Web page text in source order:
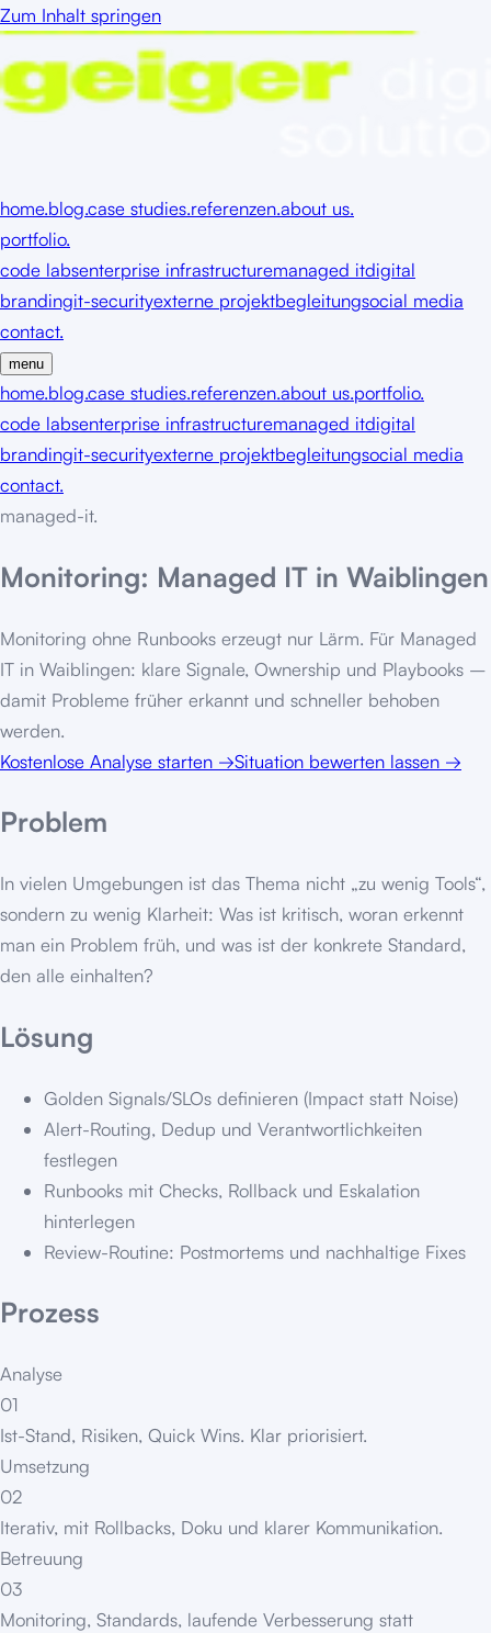
Zum Inhalt springen
home.blog.case studies.referenzen.about us.
portfolio.
code labsenterprise infrastructuremanaged itdigital
brandingit-securityexterne projektbegleitungsocial media
contact.
menu
home.blog.case studies.referenzen.about us.portfolio.
code labsenterprise infrastructuremanaged itdigital
brandingit-securityexterne projektbegleitungsocial media
contact.
managed-it.
Monitoring: Managed IT in Waiblingen
Monitoring ohne Runbooks erzeugt nur Lärm. Für Managed
IT in Waiblingen: klare Signale, Ownership und Playbooks –
damit Probleme früher erkannt und schneller behoben
werden.
Kostenlose Analyse starten →Situation bewerten lassen →
Problem
In vielen Umgebungen ist das Thema nicht „zu wenig Tools“,
sondern zu wenig Klarheit: Was ist kritisch, woran erkennt
man ein Problem früh, und was ist der konkrete Standard,
den alle einhalten?
Lösung
Golden Signals/SLOs definieren (Impact statt Noise)
Alert-Routing, Dedup und Verantwortlichkeiten
festlegen
Runbooks mit Checks, Rollback und Eskalation
hinterlegen
Review-Routine: Postmortems und nachhaltige Fixes
Prozess
Analyse
01
Ist-Stand, Risiken, Quick Wins. Klar priorisiert.
Umsetzung
02
Iterativ, mit Rollbacks, Doku und klarer Kommunikation.
Betreuung
03
Monitoring, Standards, laufende Verbesserung statt